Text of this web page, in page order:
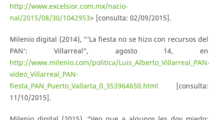
http://www.excelsior.com.mx/nacio-
nal/2015/08/30/1042953> [consulta: 02/09/2015].
Milenio digital (2014), “‘La fiesta no se hizo con recursos del
PAN’: Villarreal”, agosto 14, en
http://www.milenio.com/politica/Luis_Alberto_Villarreal_PAN-
video_Villarreal_PAN-
fiesta_PAN_Puerto_Vallarta_0_353964650.html [consulta:
11/10/2015].